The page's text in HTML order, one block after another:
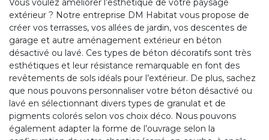
Vous voulez améliorer l’esthétique de votre paysage
extérieur ? Notre entreprise DM Habitat vous propose de
créer vos terrasses, vos allées de jardin, vos descentes de
garage et autre aménagement extérieur en béton
désactivé ou lavé. Ces types de béton décoratifs sont très
esthétiques et leur résistance remarquable en font des
revêtements de sols idéals pour l’extérieur. De plus, sachez
que nous pouvons personnaliser votre béton désactivé ou
lavé en sélectionnant divers types de granulat et de
pigments colorés selon vos choix déco. Nous pouvons
également adapter la forme de l’ouvrage selon la